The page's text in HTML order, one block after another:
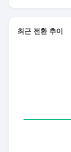
최근 전환 추이